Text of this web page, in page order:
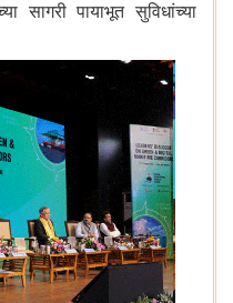
सागरी पायाभूत सुविधांच्या